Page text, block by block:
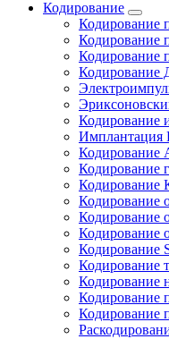
Кодирование
Кодирование
Кодирование
Кодирование
Кодирование
Кодирование
Имплантация
Кодирование
Кодирование
Кодирование
Кодирование
Кодирование
Кодирование
Кодирование
Кодирование
Кодирование
Кодирование
Кодирование